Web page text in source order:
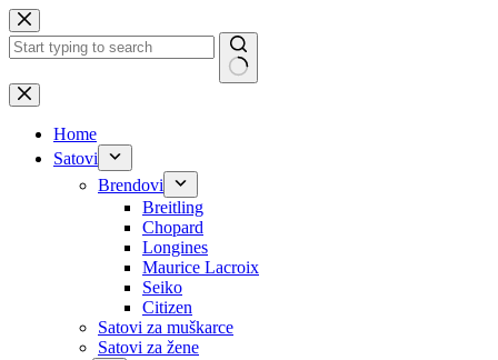
Skip
to
content
No
results
Home
Satovi
Brendovi
Breitling
Chopard
Longines
Maurice Lacroix
Seiko
Citizen
Satovi za muškarce
Satovi za žene